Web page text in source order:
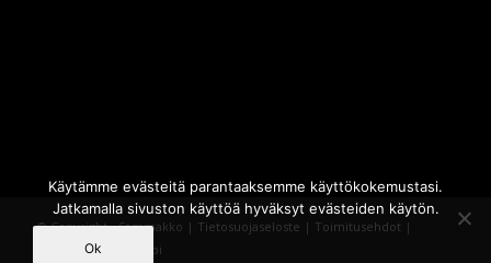
© Copyright - Sammakko | Tietosuojaseloste | Toimitusehdot |
Powered by
iQWebbi
Käytämme evästeitä parantaaksemme käyttökokemustasi.
Jatkamalla sivuston käyttöä hyväksyt evästeiden käytön.
Ok